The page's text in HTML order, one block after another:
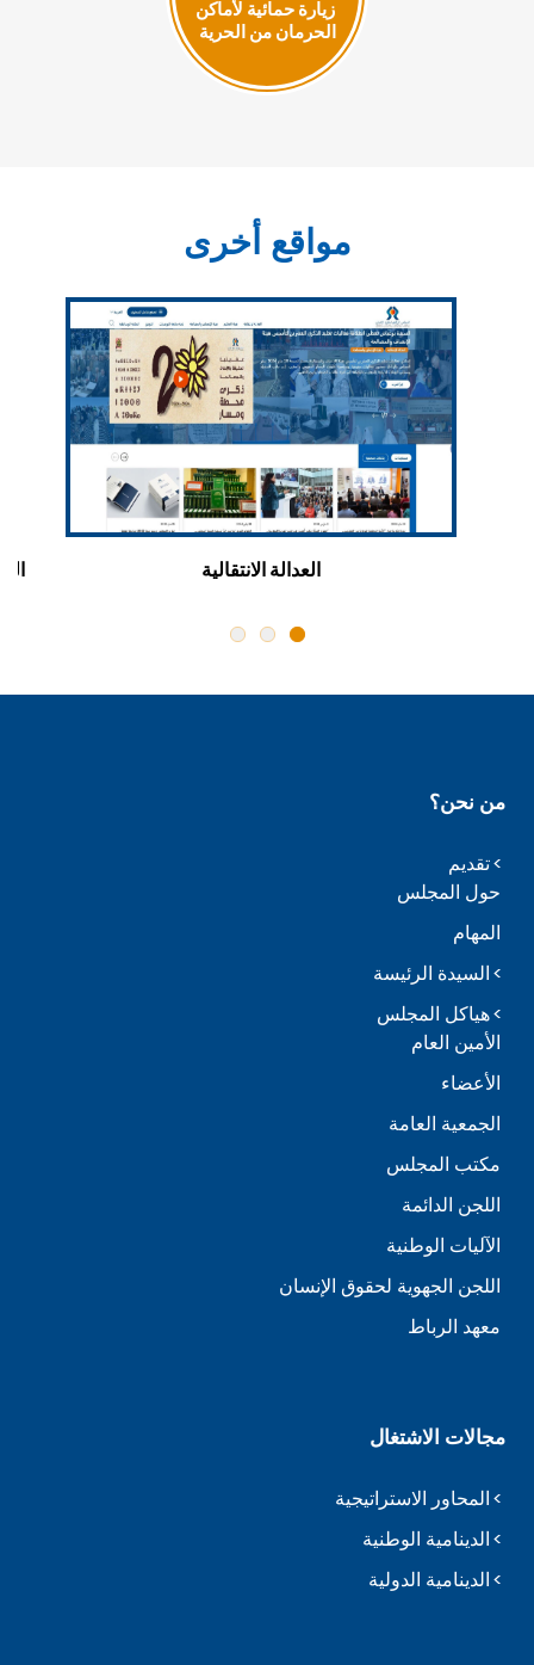
زيارة حمائية لأماكن
الحرمان من الحرية
مواقع أخرى
العدالة الانتقالية
من نحن؟
تقديم
حول المجلس
المهام
السيدة الرئيسة
هياكل المجلس
الأمين العام
الأعضاء
الجمعية العامة
مكتب المجلس
اللجن الدائمة
الآليات الوطنية
اللجن الجهوية لحقوق الإنسان
معهد الرباط
مجالات الاشتغال
المحاور الاستراتيجية
الدينامية الوطنية
الدينامية الدولية